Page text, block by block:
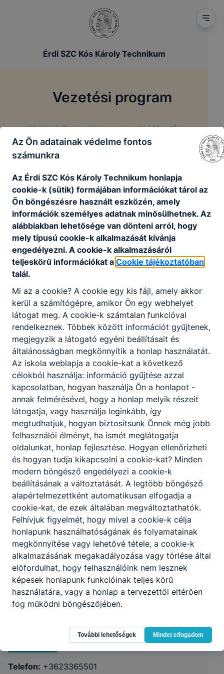
Érdi SZC Kós Károly Technikum
Vezetési program
Főoldal / Szakmai dokumentumok / Vezetési program
trojkóné_horváth_ildikó_igazgatói_pályázat_kó
s_károly-technikum.pdf
Letöltés
Partnereink
Érdi SZC Kós Károly Technikum
Telefon: +3623365501
Az Ön adatainak védelme fontos
számunkra
Az Érdi SZC Kós Károly Technikum honlapja
cookie-k (sütik) formájában információkat tárol az
Ön böngészésre használt eszközén, amely
információk személyes adatnak minősülhetnek. Az
alábbiakban lehetősége van dönteni arról, hogy
mely típusú cookie-k alkalmazását kívánja
engedélyezni. A cookie-k alkalmazásáról
teljeskörű információkat a Cookie tájékoztatóban
talál.
Mi az a cookie? A cookie egy kis fájl, amely akkor
kerül a számítógépre, amikor Ön egy webhelyet
látogat meg. A cookie-k számtalan funkcióval
rendelkeznek. Többek között információt gyűjtenek,
megjegyzik a látogató egyéni beállításait és
általánosságban megkönnyítik a honlap használatát.
Az iskola weblapja a cookie-kat a következő
célokból használja: információ gyűjtése azzal
kapcsolatban, hogyan használja Ön a honlapot -
annak felmérésével, hogy a honlap melyik részeit
látogatja, vagy használja leginkább, így
megtudhatjuk, hogyan biztosítsunk Önnek még jobb
felhasználói élményt, ha ismét meglátogatja
oldalunkat, honlap fejlesztése. Hogyan ellenőrizheti
és hogyan tudja kikapcsolni a cookie-kat? Minden
modern böngésző engedélyezi a cookie-k
beállításának a változtatását. A legtöbb böngésző
alapértelmezettként automatikusan elfogadja a
cookie-kat, de ezek általában megváltoztathatók.
Felhívjuk figyelmét, hogy mivel a cookie-k célja
honlapunk használhatóságának és folyamatainak
megkönnyítése vagy lehetővé tétele, a cookie-k
alkalmazásának megakadályozása vagy törlése által
előfordulhat, hogy felhasználóink nem lesznek
képesek honlapunk funkcióinak teljes körű
használatára, vagy a honlap a tervezettől eltérően
fog működni böngészőjében.
További lehetőségek Mindet elfogadom